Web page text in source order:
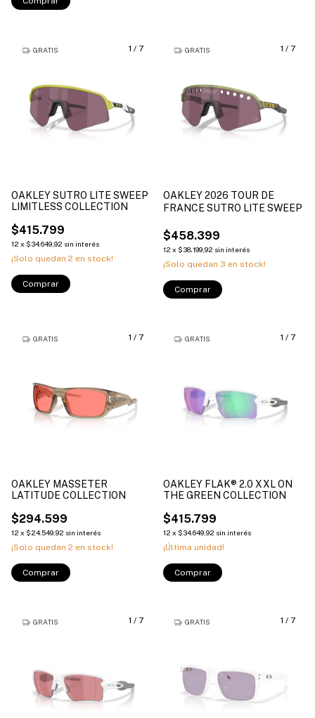
1 / 7
GRATIS
OAKLEY SUTRO LITE SWEEP
LIMITLESS COLLECTION
$415.799
12 x $34.649,92 sin interés
¡Solo quedan 2 en stock!
Comprar
1 / 7
GRATIS
OAKLEY 2026 TOUR DE
FRANCE SUTRO LITE SWEEP
$458.399
12 x $38.199,92 sin interés
¡Solo quedan 3 en stock!
Comprar
1 / 7
GRATIS
OAKLEY MASSETER
LATITUDE COLLECTION
$294.599
12 x $24.549,92 sin interés
¡Solo quedan 2 en stock!
Comprar
1 / 7
GRATIS
OAKLEY FLAK® 2.0 XXL ON
THE GREEN COLLECTION
$415.799
12 x $34.649,92 sin interés
¡Última unidad!
Comprar
1 / 7
GRATIS 1 / 7
GRATIS